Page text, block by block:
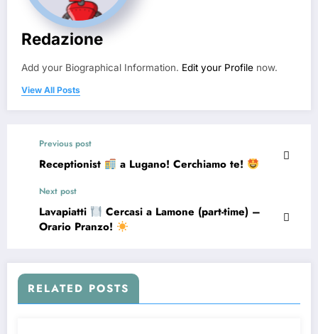
Redazione
Add your Biographical Information. Edit your Profile now.
View All Posts
Previous post
Receptionist a Lugano! Cerchiamo te!
Next post
Lavapiatti
Cercasi a Lamone (part-time) –
Orario Pranzo!
RELATED POSTS